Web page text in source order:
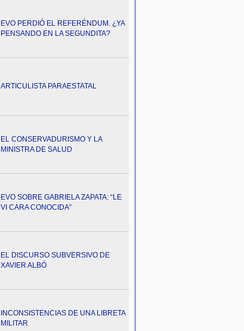
EVO PERDIÓ EL REFERÉNDUM. ¿YA
PENSANDO EN LA SEGUNDITA?
ARTICULISTA PARAESTATAL
EL CONSERVADURISMO Y LA
MINISTRA DE SALUD
EVO SOBRE GABRIELA ZAPATA: “LE
VI CARA CONOCIDA”
EL DISCURSO SUBVERSIVO DE
XAVIER ALBÓ
INCONSISTENCIAS DE UNA LIBRETA
MILITAR